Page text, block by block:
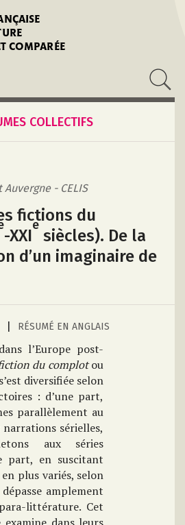
COMPARÉE
COLLECTIFS
- CELIS
fictions du
-XXI
e
siècles). De la
d’un imaginaire de
RÉSUMÉ EN ANGLAIS
l’Europe post-
du complotou
diversifiée selon
: d’une part,
parallèlement au
sérielles,
aux séries
part, en suscitant
plus variés, selon
amplement
littérature. Cet